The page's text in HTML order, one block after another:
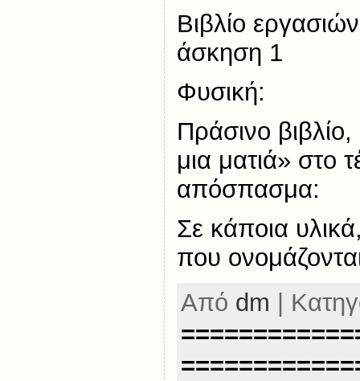
Βιβλίο
άσκηση 1
Φυσική:
Πράσινο
μια ματιά» στο
απόσπασμα:
Σε κάποια
που
Από dm |